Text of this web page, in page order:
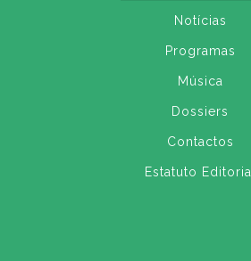
Notícias
Programas
Música
Dossiers
Contactos
Estatuto Editorial